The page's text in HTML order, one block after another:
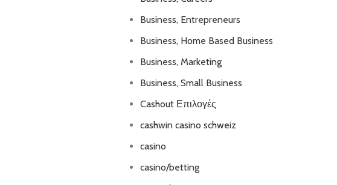
Business, Entrepreneurs
Business, Home Based Business
Business, Marketing
Business, Small Business
Cashout Επιλογές
cashwin casino schweiz
casino
casino/betting